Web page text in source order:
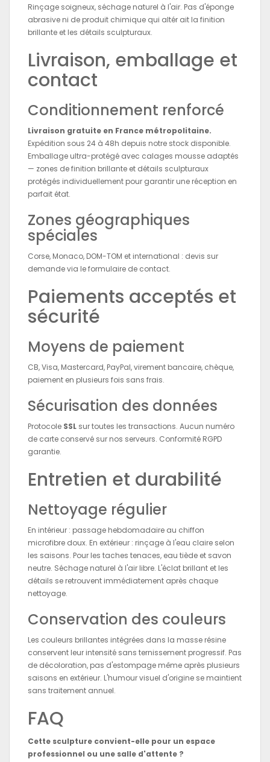
Rinçage soigneux, séchage naturel à l'air. Pas d'éponge
abrasive ni de produit chimique qui altér ait la finition
brillante et les détails sculpturaux.
Livraison, emballage et
contact
Conditionnement renforcé
Livraison gratuite en France métropolitaine.
Expédition sous 24 à 48h depuis notre stock disponible.
Emballage ultra-protégé avec calages mousse adaptés
— zones de finition brillante et détails sculpturaux
protégés individuellement pour garantir une réception en
parfait état.
Zones géographiques
spéciales
Corse, Monaco, DOM-TOM et international : devis sur
demande via le formulaire de contact.
Paiements acceptés et
sécurité
Moyens de paiement
CB, Visa, Mastercard, PayPal, virement bancaire, chèque,
paiement en plusieurs fois sans frais.
Sécurisation des données
Protocole SSL sur toutes les transactions. Aucun numéro
de carte conservé sur nos serveurs. Conformité RGPD
garantie.
Entretien et durabilité
Nettoyage régulier
En intérieur : passage hebdomadaire au chiffon
microfibre doux. En extérieur : rinçage à l'eau claire selon
les saisons. Pour les taches tenaces, eau tiède et savon
neutre. Séchage naturel à l'air libre. L'éclat brillant et les
détails se retrouvent immédiatement après chaque
nettoyage.
Conservation des couleurs
Les couleurs brillantes intégrées dans la masse résine
conservent leur intensité sans ternissement progressif. Pas
de décoloration, pas d'estompage même après plusieurs
saisons en extérieur. L'humour visuel d'origine se maintient
sans traitement annuel.
FAQ
Cette sculpture convient-elle pour un espace
professionnel ou une salle d'attente ?